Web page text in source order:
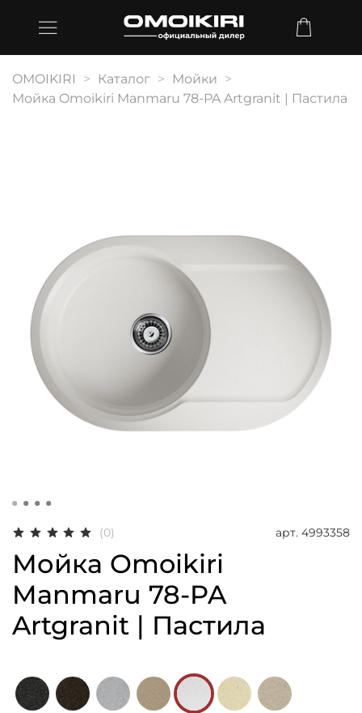
OMOIKIRI Каталог
Мойки
Мойка Omoikiri Manmaru 78-PA Artgranit | Пастила
(0) арт. 4993358
Мойка Omoikiri
Manmaru 78-PA
Artgranit | Пастила